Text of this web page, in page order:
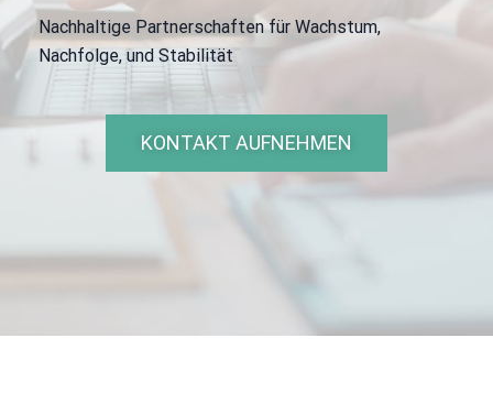
Nachhaltige Partnerschaften für Wachstum,
Nachfolge, und Stabilität
KONTAKT AUFNEHMEN